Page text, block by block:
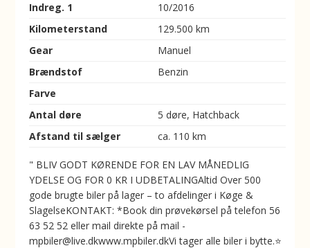
Indreg. 1
10/2016
Kilometerstand
129.500 km
Gear
Manuel
Brændstof
Benzin
Farve
Antal døre
5 døre, Hatchback
Afstand til sælger
ca. 110 km
" BLIV GODT KØRENDE FOR EN LAV MÅNEDLIG
YDELSE OG FOR 0 KR I UDBETALINGAltid Over 500
gode brugte biler på lager – to afdelinger i Køge &
SlagelseKONTAKT: *Book din prøvekørsel på telefon 56
63 52 52 eller mail direkte på mail -
mpbiler@live.dkwww.mpbiler.dkVi tager alle biler i bytte.⭐